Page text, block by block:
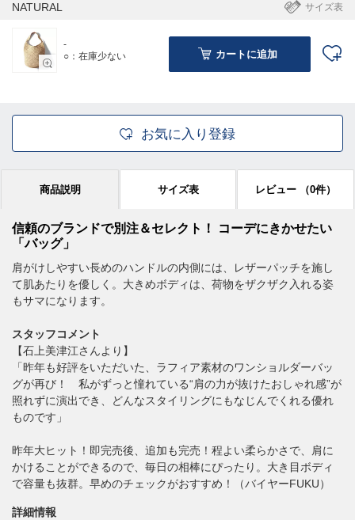
サイズ表
NATURAL
-
○：在庫少ない
カートに追加
お気に入り登録
商品説明 サイズ表 レビュー （0件）
信頼のブランドで別注＆セレクト！ コーデにきかせたい
「バッグ」
肩がけしやすい長めのハンドルの内側には、レザーパッチを施し
て肌あたりを優しく。大きめボディは、荷物をザクザク入れる姿
もサマになります。
スタッフコメント
【石上美津江さんより】
「昨年も好評をいただいた、ラフィア素材のワンショルダーバッ
グが再び！ 私がずっと憧れている“肩の力が抜けたおしゃれ感”が
照れずに演出でき、どんなスタイリングにもなじんでくれる優れ
ものです」
昨年大ヒット！即完売後、追加も完売！程よい柔らかさで、肩に
かけることができるので、毎日の相棒にぴったり。大き目ボディ
で容量も抜群。早めのチェックがおすすめ！（バイヤーFUKU）
詳細情報